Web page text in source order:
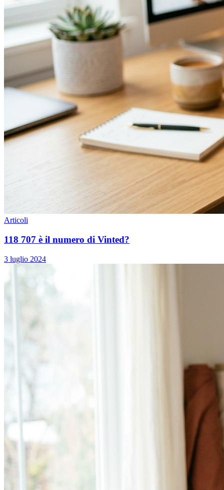
Articoli
118 707 è il numero di Vinted?
3 luglio 2024